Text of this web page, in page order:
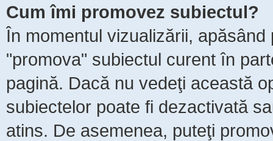
Cum îmi promovez subiectul?
În momentul vizualizării, apăsând
"promova" subiectul curent în
pagină. Dacă nu vedeţi această
subiectelor poate fi dezactivată
atins. De asemenea, puteţi